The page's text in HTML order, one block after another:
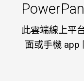
此雲端線上平
面或手機 app